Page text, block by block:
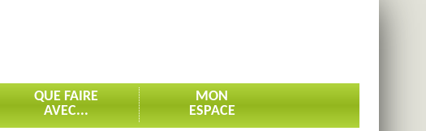
QUE FAIRE
AVEC...
MON
ESPACE